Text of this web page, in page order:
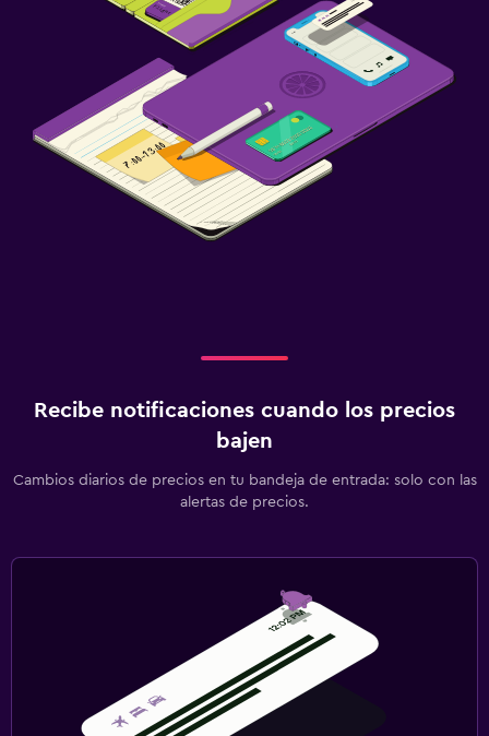
Recibe notificaciones cuando los precios
bajen
Cambios diarios de precios en tu bandeja de entrada: solo con las
alertas de precios.